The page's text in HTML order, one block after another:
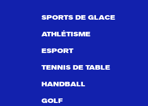
SPORTS DE GLACE
ATHLÉTISME
ESPORT
TENNIS DE TABLE
HANDBALL
GOLF